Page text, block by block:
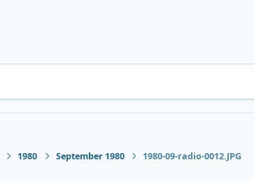
1980 September 1980 1980-09-radio-0012.JPG